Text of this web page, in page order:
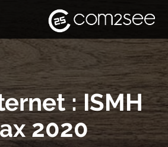
: ISMH
2020